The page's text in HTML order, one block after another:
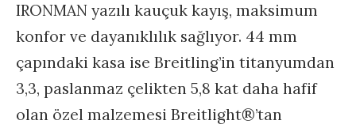
IRONMAN yazılı kauçuk kayış, maksimum
konfor ve dayanıklılık sağlıyor. 44 mm
çapındaki kasa ise Breitling’in titanyumdan
3,3, paslanmaz çelikten 5,8 kat daha hafif
olan özel malzemesi Breitlight®’tan